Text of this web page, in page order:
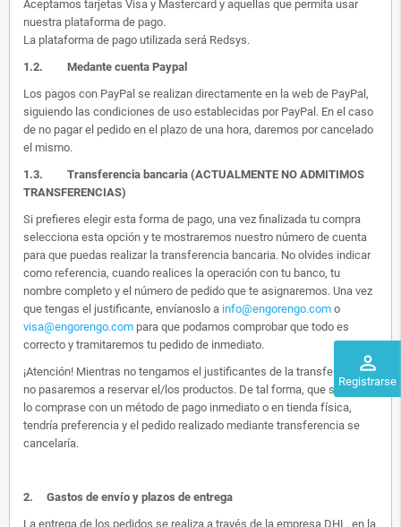
perm_identity
Registrarse
Aceptamos tarjetas Visa y Mastercard y aquellas que permita usar
nuestra plataforma de pago.
La plataforma de pago utilizada será Redsys.
1.2. Medante cuenta Paypal
Los pagos con PayPal se realizan directamente en la web de PayPal,
siguiendo las condiciones de uso establecidas por PayPal. En el caso
de no pagar el pedido en el plazo de una hora, daremos por cancelado
el mismo.
1.3. Transferencia bancaria (ACTUALMENTE NO ADMITIMOS
TRANSFERENCIAS)
Si prefieres elegir esta forma de pago, una vez finalizada tu compra
selecciona esta opción y te mostraremos nuestro número de cuenta
para que puedas realizar la transferencia bancaria. No olvides indicar
como referencia, cuando realices la operación con tu banco, tu
nombre completo y el número de pedido que te asignaremos. Una vez
que tengas el justificante, envíanoslo a info@engorengo.com o
visa@engorengo.com para que podamos comprobar que todo es
correcto y tramitaremos tu pedido de inmediato.
¡Atención! Mientras no tengamos el justificantes de la transferencia,
no pasaremos a reservar el/los productos. De tal forma, que si alguien
lo comprase con un método de pago inmediato o en tienda física,
tendría preferencia y el pedido realizado mediante transferencia se
cancelaría.
2. Gastos de envío y plazos de entrega
La entrega de los pedidos se realiza a través de la empresa DHL, en la